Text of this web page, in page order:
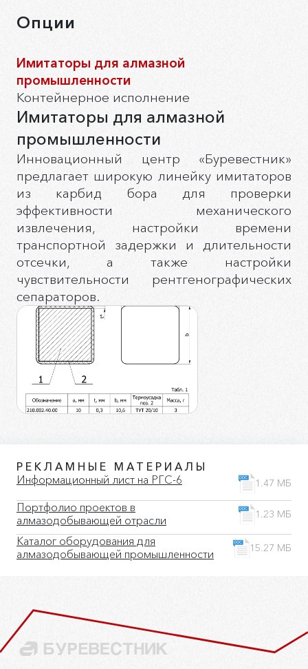
Опции
Имитаторы для алмазной
промышленности
Контейнерное исполнение
Имитаторы для алмазной
промышленности
Инновационный центр «Буревестник»
предлагает широкую линейку имитаторов
из карбид бора для проверки
эффективности механического
извлечения, настройки времени
транспортной задержки и длительности
отсечки, а также настройки
чувствительности рентгенографических
сепараторов.
РЕКЛАМНЫЕ МАТЕРИАЛЫ
Информационный лист на РГС-6
1.47 МБ
Портфолио проектов в
алмазодобывающей отрасли
1.23 МБ
Каталог оборудования для
алмазодобывающей промышленности
15.27 МБ